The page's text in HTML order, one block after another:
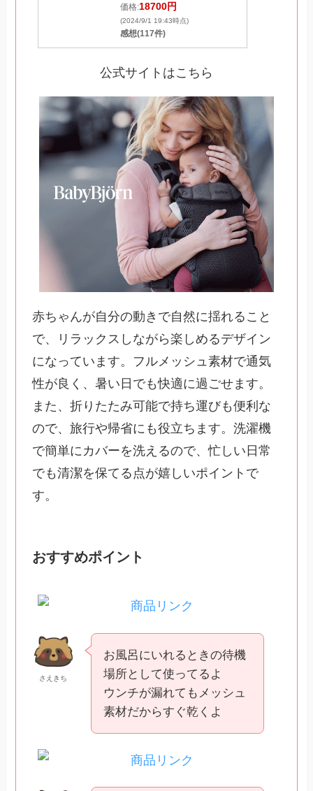
価格:18700円
(2024/9/1 19:43時点)
感想(117件)
公式サイトはこちら
赤ちゃんが自分の動きで自然に揺れること
で、リラックスしながら楽しめるデザイン
になっています。フルメッシュ素材で通気
性が良く、暑い日でも快適に過ごせます。
また、折りたたみ可能で持ち運びも便利な
ので、旅行や帰省にも役立ちます。洗濯機
で簡単にカバーを洗えるので、忙しい日常
でも清潔を保てる点が嬉しいポイントで
す。
おすすめポイント
さえきち
お風呂にいれるときの待機
場所として使ってるよ
ウンチが漏れてもメッシュ
素材だからすぐ乾くよ